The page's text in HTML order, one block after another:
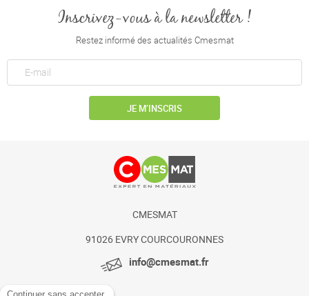
Inscrivez-vous à la newsletter !
Restez informé des actualités Cmesmat
JE M’INSCRIS
CMESMAT
91026 EVRY COURCOURONNES
info@cmesmat.fr